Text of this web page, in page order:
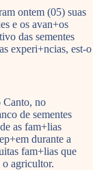
ontem (05) suas
e os avan+os
das sementes
experi+ncias, est-o
Canto, no
de sementes
as fam+lias
durante a
fam+lias que
o agricultor.